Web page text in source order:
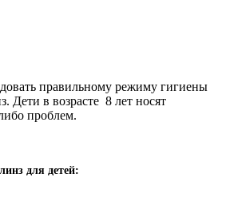
правильному режиму гигиены
Дети в возрасте 8 лет носят
проблем.
для детей: